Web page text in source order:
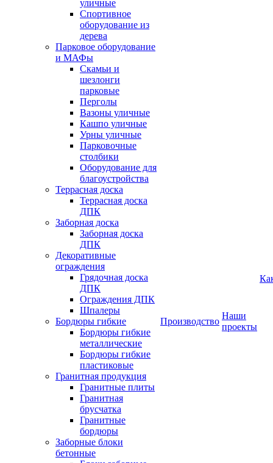
уличные
Спортивное
оборудование из
дерева
Парковое оборудование
и МАФы
Скамьи и
шезлонги
парковые
Перголы
Вазоны уличные
Кашпо уличные
Урны уличные
Парковочные
столбики
Оборудование для
благоустройства
Террасная доска
Террасная доска
ДПК
Заборная доска
Заборная доска
ДПК
Декоративные
ограждения
Грядочная доска
ДПК
Ограждения ДПК
Шпалеры
Бордюры гибкие
Бордюры гибкие
металлические
Бордюры гибкие
пластиковые
Гранитная продукция
Гранитные плиты
Гранитная
брусчатка
Гранитные
бордюры
Заборные блоки
бетонные
Производство
Наши
проекты